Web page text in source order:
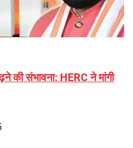
की संभावना: HERC ने मांगी